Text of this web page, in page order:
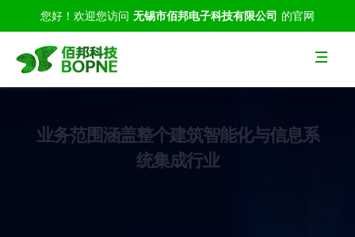
您好！欢迎您访问 无锡市佰邦电子科技有限公司 的官网
提供专业的品质服务 尽享视界细腻之美